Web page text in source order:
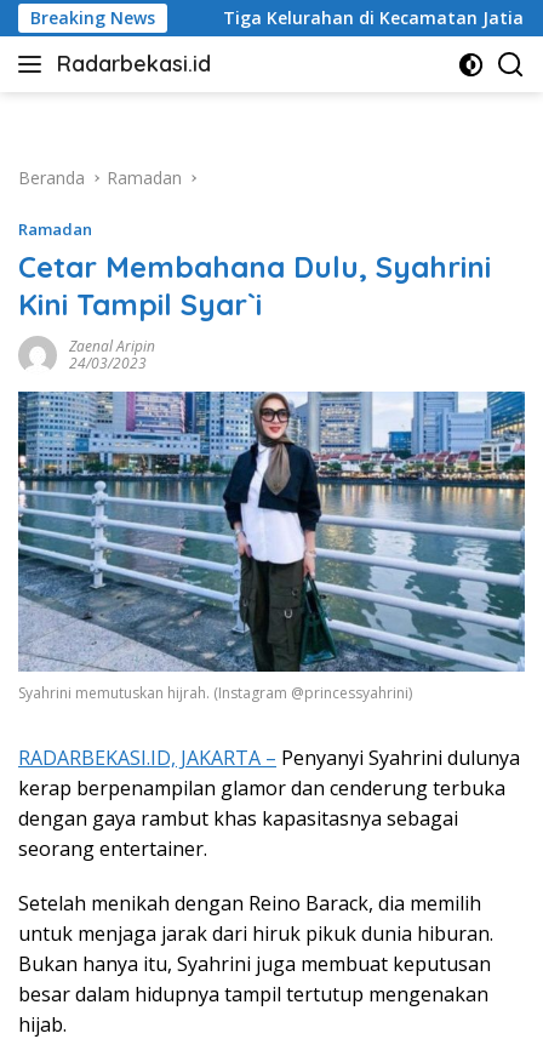
Langsung
ke
konten
Breaking News
Tiga Kelurahan di Kecamatan Jatiasih Belum Cairkan Dana
Radarbekasi.id
Berita
Beranda
Ramadan
Ramadan
Cetar Membahana Dulu, Syahrini
Kini Tampil Syar`i
Zaenal Aripin
24/03/2023
Syahrini memutuskan hijrah. (Instagram @princessyahrini)
RADARBEKASI.ID, JAKARTA – Penyanyi Syahrini dulunya
kerap berpenampilan glamor dan cenderung terbuka
dengan gaya rambut khas kapasitasnya sebagai
seorang entertainer.
Setelah menikah dengan Reino Barack, dia memilih
untuk menjaga jarak dari hiruk pikuk dunia hiburan.
Bukan hanya itu, Syahrini juga membuat keputusan
besar dalam hidupnya tampil tertutup mengenakan
hijab.